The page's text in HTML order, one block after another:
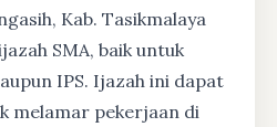
Kab. Tasikmalaya
SMA, baik untuk
IPS. Ijazah ini dapat
melamar pekerjaan di